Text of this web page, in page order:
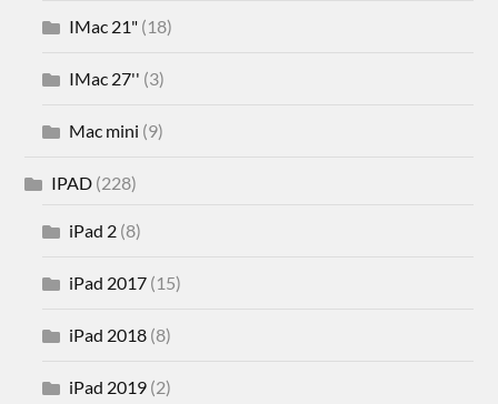
IMac 21" (18)
IMac 27'' (3)
Mac mini (9)
IPAD (228)
iPad 2 (8)
iPad 2017 (15)
iPad 2018 (8)
iPad 2019 (2)